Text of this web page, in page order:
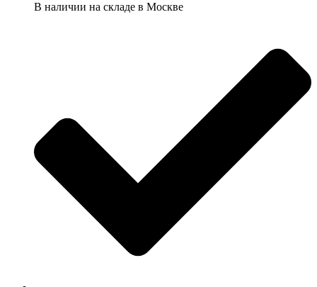
В наличии на складе в Москве